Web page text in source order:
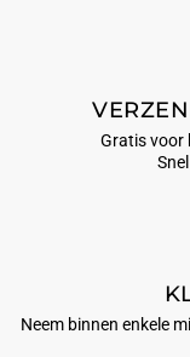
Gratis voor
Neem binnen enkele